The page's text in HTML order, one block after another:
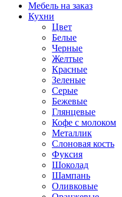
Мебель на заказ
Кухни
Цвет
Белые
Черные
Желтые
Красные
Зеленые
Серые
Бежевые
Глянцевые
Кофе с молоком
Металлик
Слоновая кость
Фуксия
Шоколад
Шампань
Оливковые